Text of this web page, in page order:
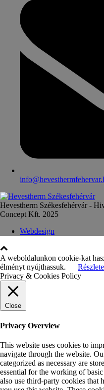
Hevestherm Székesfehérvár -
Concept Kft. 2025
Webdesign
A weboldalunkon cookie-kat
élményt nyújthassuk.
Privacy & Cookies Policy
Close
Privacy Overview
This website uses cookies to
navigate through the website.
categorized as necessary are
essential for the working of
also use third-party cookies that